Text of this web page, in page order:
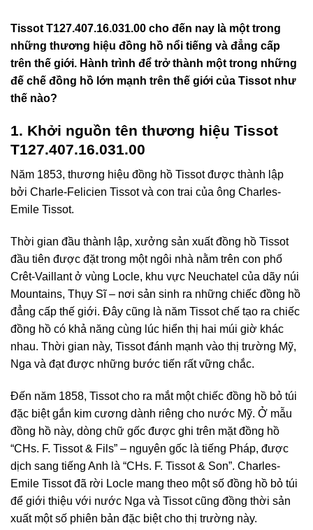
Tissot T127.407.16.031.00 cho đến nay là một trong
những thương hiệu đồng hồ nổi tiếng và đẳng cấp
trên thế giới. Hành trình để trở thành một trong những
đế chế đồng hồ lớn mạnh trên thế giới của Tissot như
thế nào?
1. Khởi nguồn tên thương hiệu Tissot
T127.407.16.031.00
Năm 1853, thương hiệu đồng hồ Tissot được thành lập
bởi Charle-Felicien Tissot và con trai của ông Charles-
Emile Tissot.
Thời gian đầu thành lập, xưởng sản xuất đồng hồ Tissot
đầu tiên được đặt trong một ngôi nhà nằm trên con phố
Crêt-Vaillant ở vùng Locle, khu vực Neuchatel của dãy núi
Mountains, Thụy Sĩ – nơi sản sinh ra những chiếc đồng hồ
đẳng cấp thế giới. Đây cũng là năm Tissot chế tạo ra chiếc
đồng hồ có khả năng cùng lúc hiển thị hai múi giờ khác
nhau. Thời gian này, Tissot đánh mạnh vào thị trường Mỹ,
Nga và đạt được những bước tiến rất vững chắc.
Đến năm 1858, Tissot cho ra mắt một chiếc đồng hồ bỏ túi
đặc biệt gắn kim cương dành riêng cho nước Mỹ. Ở mẫu
đồng hồ này, dòng chữ gốc được ghi trên mặt đồng hồ
“CHs. F. Tissot & Fils” – nguyên gốc là tiếng Pháp, được
dịch sang tiếng Anh là “CHs. F. Tissot & Son”. Charles-
Emile Tissot đã rời Locle mang theo một số đồng hồ bỏ túi
để giới thiệu với nước Nga và Tissot cũng đồng thời sản
xuất một số phiên bản đặc biệt cho thị trường này.